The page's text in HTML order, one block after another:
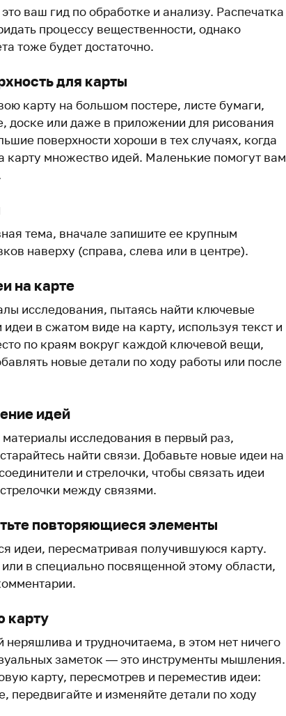
ваш гид по обработке и анализу. Распечатка
процессу вещественности, однако
тоже будет достаточно.
для карты
карту на большом постере, листе бумаги,
доске или даже в приложении для рисования
поверхности хороши в тех случаях, когда
карту множество идей. Маленькие помогут вам
тема, вначале запишите ее крупным
наверху (справа, слева или в центре).
на карте
исследования, пытаясь найти ключевые
в сжатом виде на карту, используя текст и
по краям вокруг каждой ключевой вещи,
новые детали по ходу работы или после
идей
исследования в первый раз,
найти связи. Добавьте новые идеи на
и стрелочки, чтобы связать идеи
между связями.
повторяющиеся элементы
идеи, пересматривая получившуюся карту.
или в специально посвященной этому области,
карту
неряшлива и трудночитаема, в этом нет ничего
заметок — это инструменты мышления.
карту, пересмотрев и переместив идеи:
передвигайте и изменяйте детали по ходу